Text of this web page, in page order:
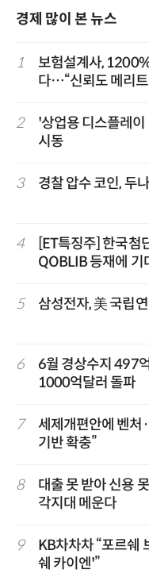
경제 많이 본 뉴스
1
보험설계사,
다…“신뢰도 메리
2
'상업용 디스플레
시동
3 경찰 압수 코인, 두
4
[ET특징주] 한국첨
QOBLIB 등재에
5 삼성전자, 美 국립
6
6월 경상수지 497
1000억달러 돌파
7
세제개편안에 벤
기반 확충”
8
대출 못 받아 신용
각지대 메운다
9
KB차차차 “포르쉐
쉐 카이엔'”